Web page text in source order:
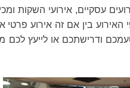
עסקיים, אירועי השקות
האירוע בין אם זה אירוע
ודרישתכם או לייעץ לכם